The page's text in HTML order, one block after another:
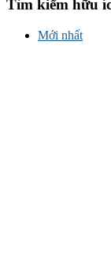
Tìm kiếm hữu
Mới nhất